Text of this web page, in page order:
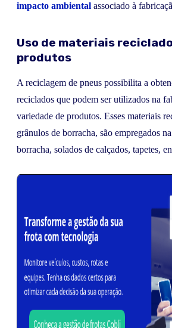
impacto ambiental associado à
Uso de materiais
produtos
A reciclagem de pneus possibilita a
reciclados que podem ser utilizados na
variedade de produtos. Esses materiais
grânulos de borracha, são empregados
borracha, solados de calçados, tapetes,